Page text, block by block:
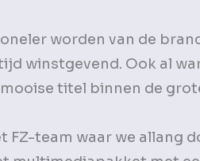
worden van de
winstgevend. Ook al
mooise titel binnen de
team waar we allang